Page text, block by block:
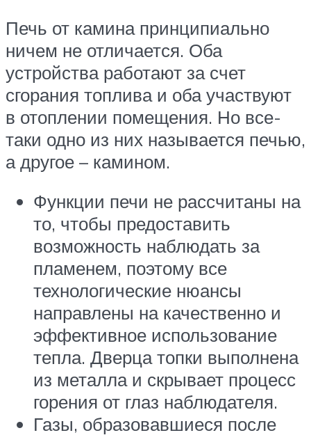
Печь от камина принципиально
ничем не отличается. Оба
устройства работают за счет
сгорания топлива и оба участвуют
в отоплении помещения. Но все-
таки одно из них называется печью,
а другое – камином.
Функции печи не рассчитаны на
то, чтобы предоставить
возможность наблюдать за
пламенем, поэтому все
технологические нюансы
направлены на качественно и
эффективное использование
тепла. Дверца топки выполнена
из металла и скрывает процесс
горения от глаз наблюдателя.
Газы, образовавшиеся после